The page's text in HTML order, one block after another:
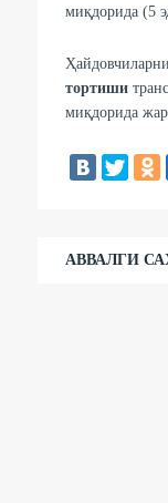
миқдорида (5
тортиши
миқдорида
АВВАЛГИ